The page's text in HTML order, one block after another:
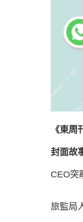
《東
封面故
CEO突
旅監局